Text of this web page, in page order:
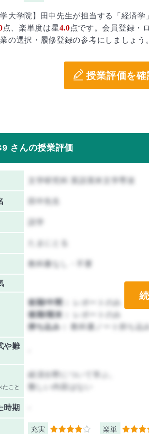
学大学院】田中先生が担当する「経済学
点、楽単度は星4.0点です。会員登録・
の選択・履修登録の参考にしましょう。
授業評価を確
さんの授業評価
教科書なし・不要
前期/中間：
レポートのみ
後期/期末：
レポートのみ
持ち込み：
教科書ノート持ち込
や難
こと
経済分野について学ぶ。
難しい内容はない
時期
充実 4 楽単 4